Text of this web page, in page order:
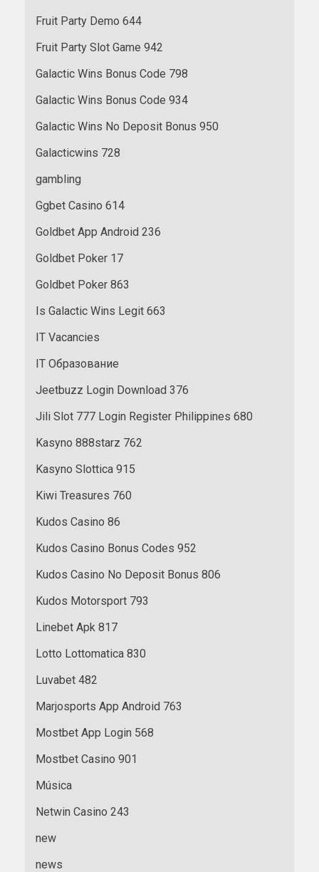
Fruit Party Demo 644
Fruit Party Slot Game 942
Galactic Wins Bonus Code 798
Galactic Wins Bonus Code 934
Galactic Wins No Deposit Bonus 950
Galacticwins 728
gambling
Ggbet Casino 614
Goldbet App Android 236
Goldbet Poker 17
Goldbet Poker 863
Is Galactic Wins Legit 663
IT Vacancies
IT Образование
Jeetbuzz Login Download 376
Jili Slot 777 Login Register Philippines 680
Kasyno 888starz 762
Kasyno Slottica 915
Kiwi Treasures 760
Kudos Casino 86
Kudos Casino Bonus Codes 952
Kudos Casino No Deposit Bonus 806
Kudos Motorsport 793
Linebet Apk 817
Lotto Lottomatica 830
Luvabet 482
Marjosports App Android 763
Mostbet App Login 568
Mostbet Casino 901
Música
Netwin Casino 243
new
news